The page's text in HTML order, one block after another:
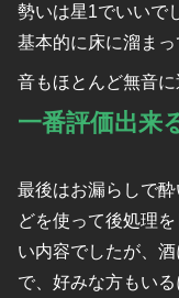
勢いは星1でいいで
基本的に床に溜まっ
音もほとんど無音に
一番評価出来
最後はお漏らしで
どを使って後処理
い内容でしたが、
で、好みな方もいる